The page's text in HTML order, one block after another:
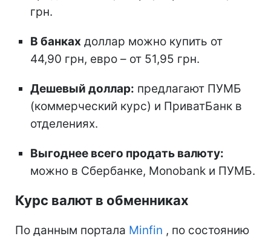
грн.
В банках доллар можно купить от
44,90 грн, евро – от 51,95 грн.
Дешевый доллар: предлагают ПУМБ
(коммерческий курс) и ПриватБанк в
отделениях.
Выгоднее всего продать валюту:
можно в Сбербанке, Monobank и ПУМБ.
Курс валют в обменниках
По данным портала Minfin , по состоянию